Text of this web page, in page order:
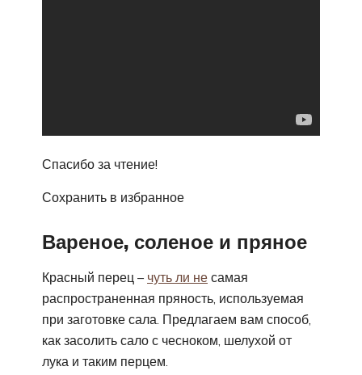
Спасибо за чтение!
Сохранить в избранное
Вареное, соленое и пряное
Красный перец – чуть ли не самая
распространенная пряность, используемая
при заготовке сала. Предлагаем вам способ,
как засолить сало с чесноком, шелухой от
лука и таким перцем.